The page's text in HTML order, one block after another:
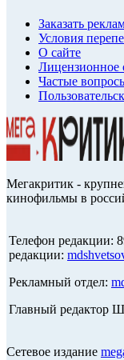
Заказать
Условия
О сайте
Лицензионное
Частые
Мегакритик -
кинофильмы в
Телефон редакции:
редакции:
Рекламный отдел:
Главный редактор
Сетевое издание